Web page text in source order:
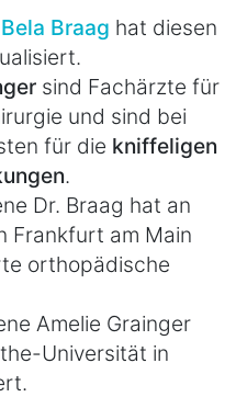
Braag hat diesen
sind Fachärzte für
und sind bei
für die kniffeligen
.
Dr. Braag hat an
Frankfurt am Main
orthopädische
Amelie Grainger
Universität in